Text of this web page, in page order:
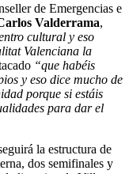
de Emergencias e
Valderrama,
cultural y eso
Valenciana la
“que habéis
y eso dice mucho de
porque si estáis
para dar el
la estructura de
dos semifinales y